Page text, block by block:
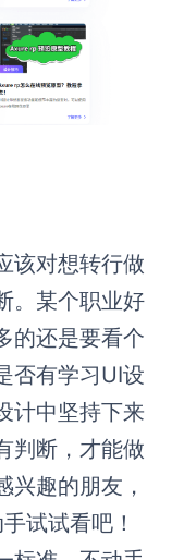
该对想转行做
。某个职业好
的还是要看个
否有学习UI设
计中坚持下来
判断，才能做
兴趣的朋友，
试试看吧！